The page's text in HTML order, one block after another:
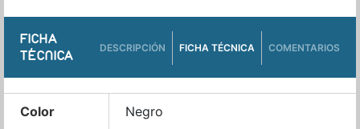
FICHA
TÉCNICA
DESCRIPCIÓN FICHA TÉCNICA COMENTARIOS
Color Negro